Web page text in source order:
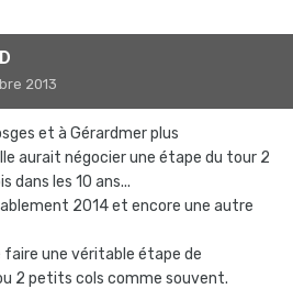
2013
et à Gérardmer plus
aurait négocier une étape du tour 2
dans les 10 ans...
2014 et encore une autre
faire une véritable étape de
2 petits cols comme souvent.